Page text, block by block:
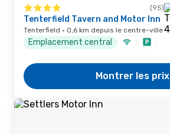
(95)
Tenterfield Tavern and Motor Inn
Tenterfield · 0,6 km depuis le centre-ville
Emplacement central
Montrer les prix